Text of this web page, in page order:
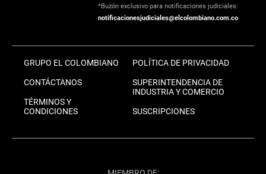
*Buzón exclusivo para notificaciones judiciales:
notificacionesjudiciales@elcolombiano.com.co
GRUPO EL COLOMBIANO
CONTÁCTANOS
TÉRMINOS Y
CONDICIONES
POLÍTICA DE PRIVACIDAD
SUPERINTENDENCIA DE
INDUSTRIA Y COMERCIO
SUSCRIPCIONES